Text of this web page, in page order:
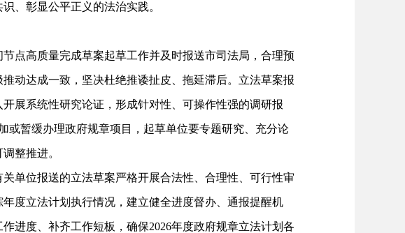
、彰显公平正义的法治实践。
高质量完成草案起草工作并及时报送市司法局，合理预
动达成一致，坚决杜绝推诿扯皮、拖延滞后。立法草案报
展系统性研究论证，形成针对性、可操作性强的调研报
或暂缓办理政府规章项目，起草单位要专题研究、充分论
整推进。
位报送的立法草案严格开展合法性、合理性、可行性审
度立法计划执行情况，建立健全进度督办、通报提醒机
进度、补齐工作短板，确保2026年度政府规章立法计划各